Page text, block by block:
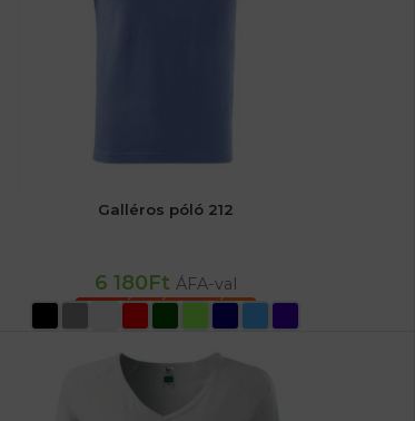
Galléros póló 212
6 180Ft ÁFA-val
OPCIÓK VÁLASZTÁSA